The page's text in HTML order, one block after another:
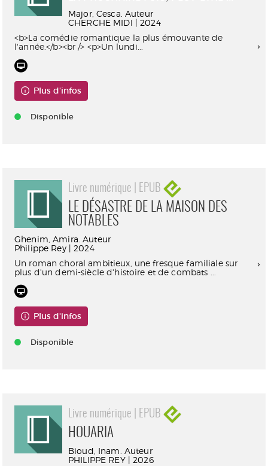
Major, Cesca. Auteur
CHERCHE MIDI | 2024
<b>La comédie romantique la plus émouvante de
l'année.</b><br /> <p>Un lundi...
Plus d'infos
Disponible
Livre numérique | EPUB
LE DÉSASTRE DE LA MAISON DES
NOTABLES
Ghenim, Amira. Auteur
Philippe Rey | 2024
Un roman choral ambitieux, une fresque familiale sur
plus d'un demi-siècle d'histoire et de combats ...
Plus d'infos
Disponible
Livre numérique | EPUB
HOUARIA
Bioud, Inam. Auteur
PHILIPPE REY | 2026